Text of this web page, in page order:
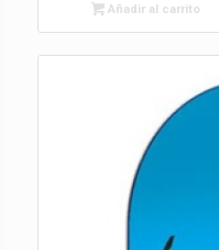
Añadir al carrito